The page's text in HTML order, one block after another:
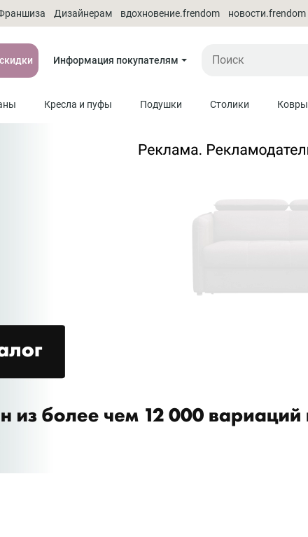
Дизайнерам вдохновение.frendom новости.frendom
Информация покупателям
Кресла и пуфы Подушки Столики Ковры